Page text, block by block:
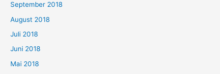
September 2018
August 2018
Juli 2018
Juni 2018
Mai 2018